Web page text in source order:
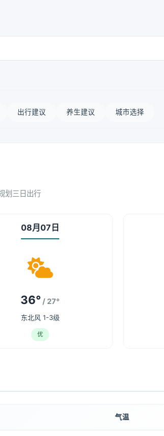
出行建议 养生建议 城市选择
划三日出行
08月07日
36° / 27°
东北风 1-3级
优
气温